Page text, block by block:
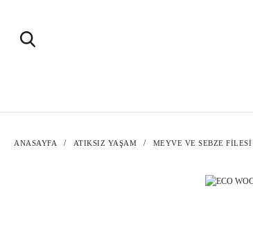
ANASAYFA ATIKSIZ YAŞAM MEYVE VE SEBZE FİLESİ